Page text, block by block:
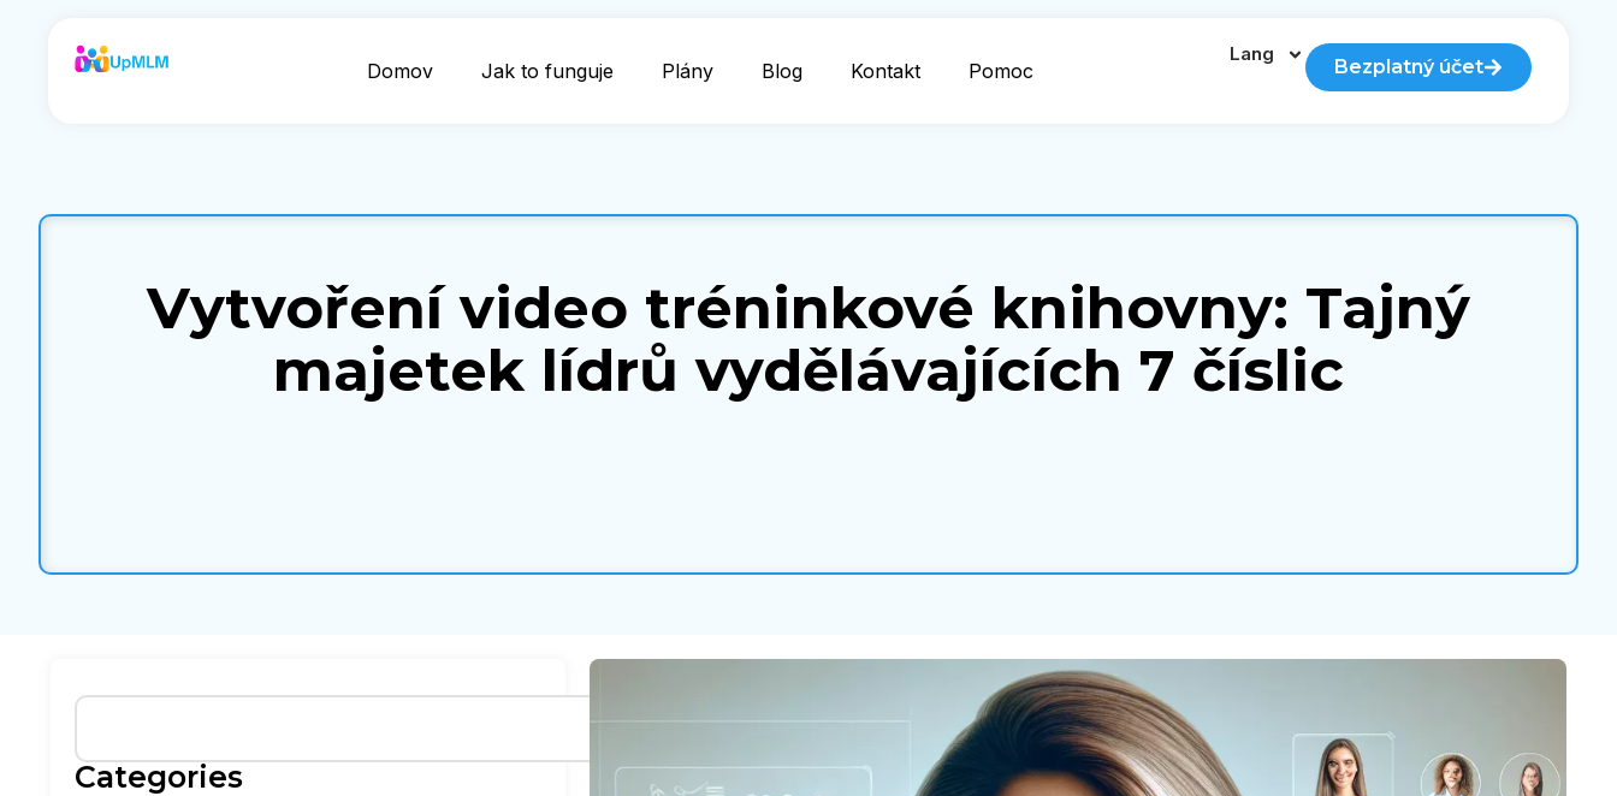
Domov Jak to funguje Plány Blog Kontakt Pomoc
Lang
Bezplatný účet
Vytvoření video tréninkové knihovny: Tajný
majetek lídrů vydělávajících 7 číslic
Categories